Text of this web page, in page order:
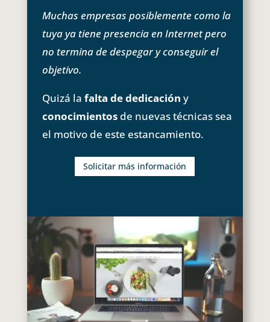
Muchas empresas posiblemente como la
tuya ya tiene presencia en Internet pero
no termina de despegar y conseguir el
objetivo.
Quizá la falta de dedicación y
conocimientosde nuevas técnicas sea
el motivo de este estancamiento.
Solicitar más información